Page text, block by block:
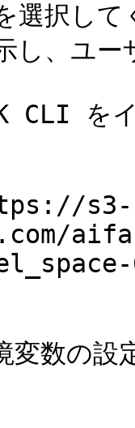
選択し
し、ユ
CLI を
s3-
数の設